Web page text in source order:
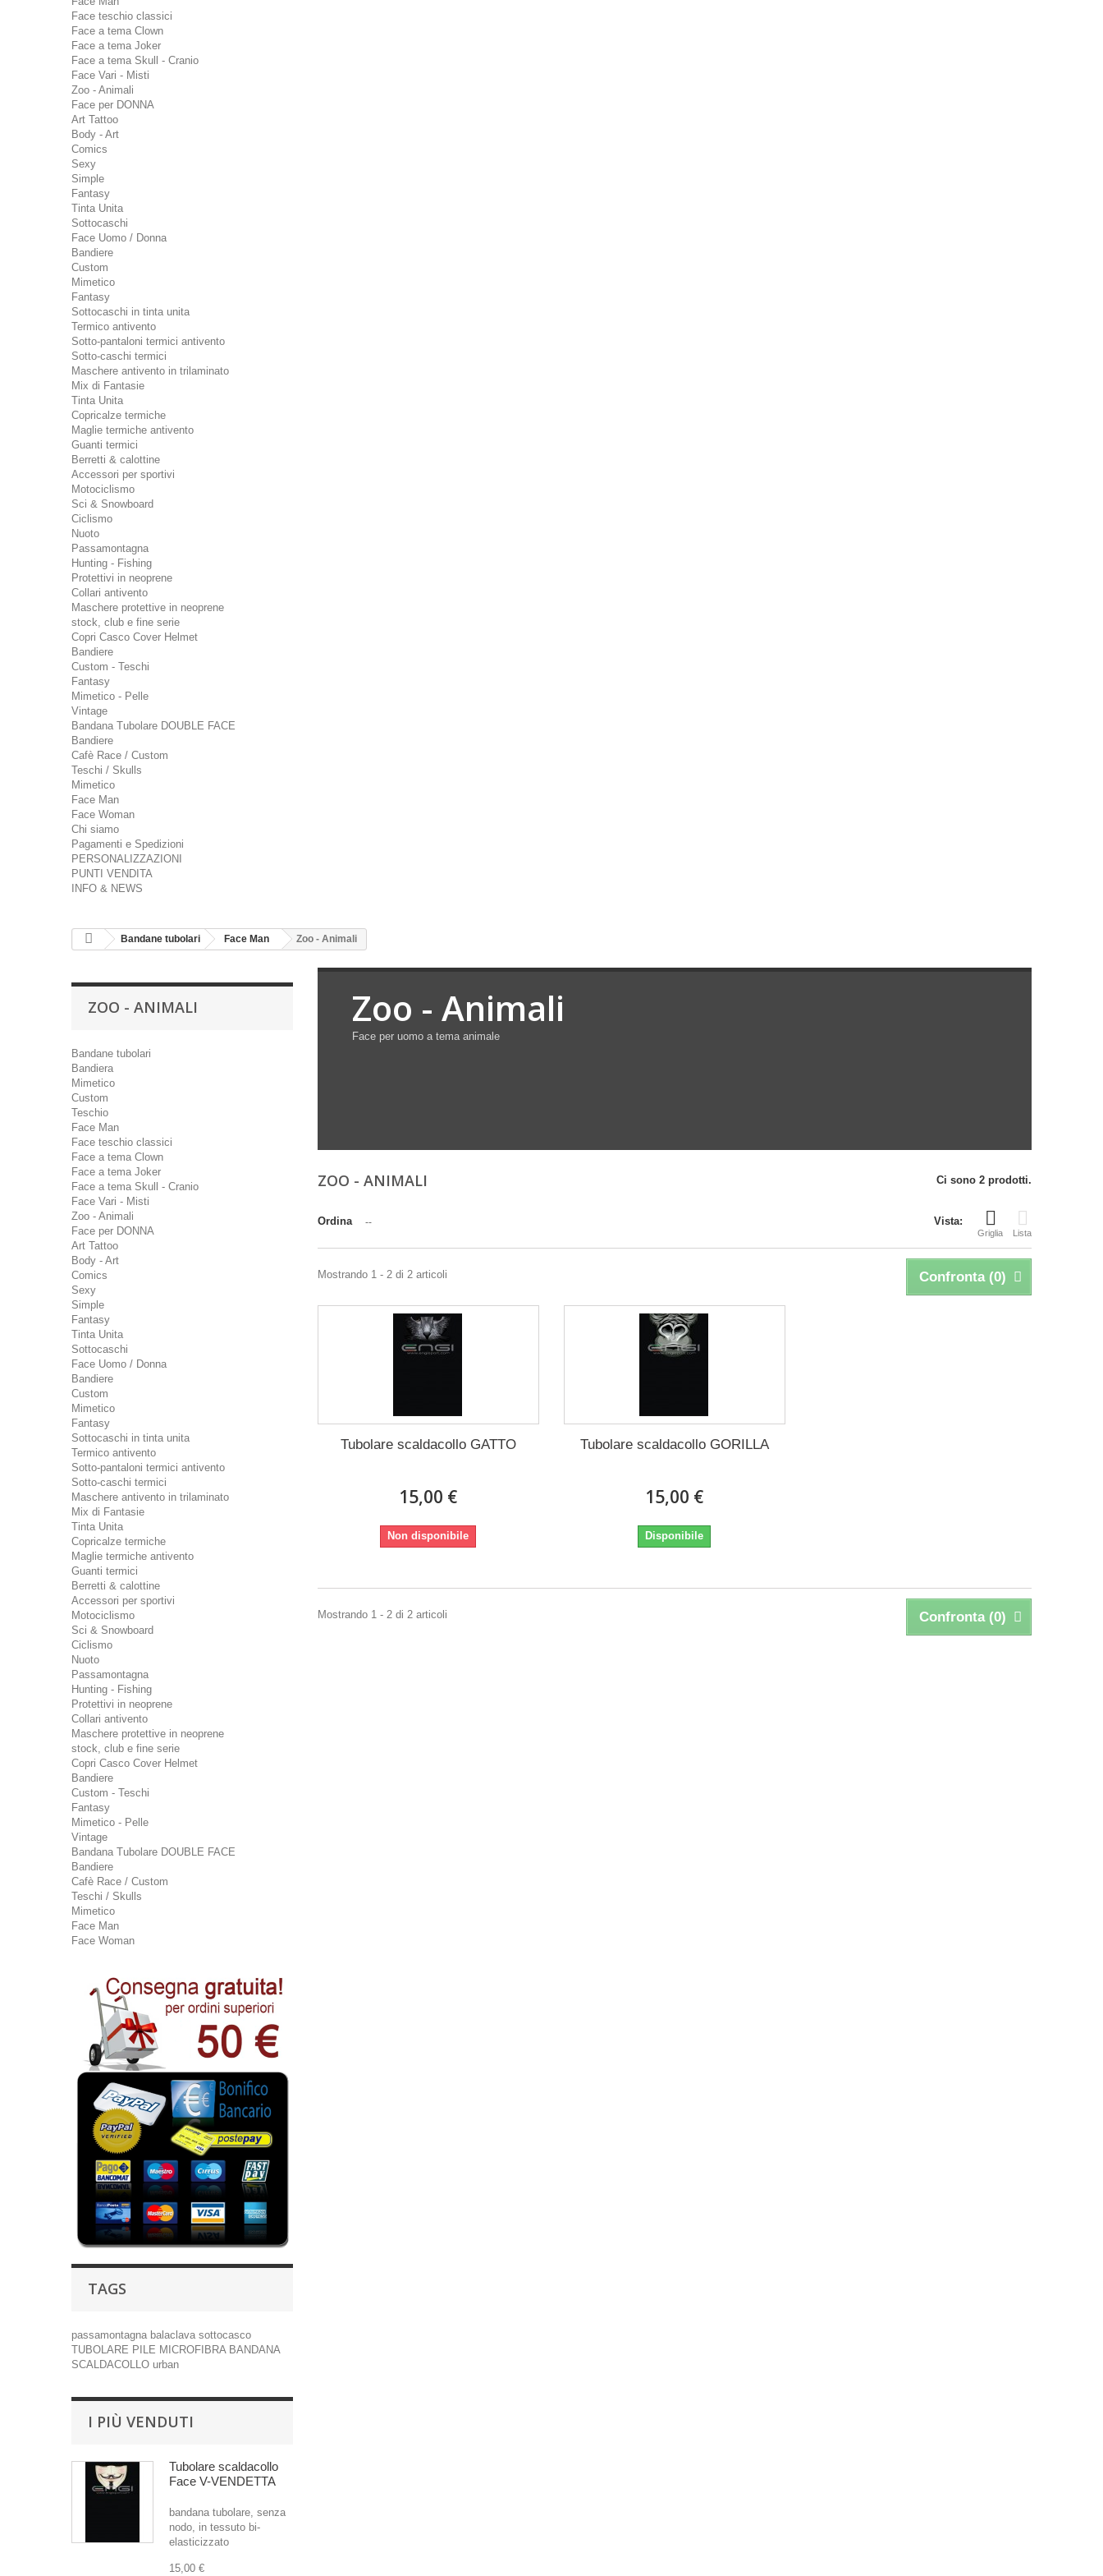
Face teschio classici
Face a tema Clown
Face a tema Joker
Face a tema Skull - Cranio
Face Vari - Misti
Zoo - Animali
Face per DONNA
Art Tattoo
Body - Art
Comics
Sexy
Simple
Fantasy
Tinta Unita
Sottocaschi
Face Uomo / Donna
Bandiere
Custom
Mimetico
Fantasy
Sottocaschi in tinta unita
Termico antivento
Sotto-pantaloni termici antivento
Sotto-caschi termici
Maschere antivento in trilaminato
Mix di Fantasie
Tinta Unita
Copricalze termiche
Maglie termiche antivento
Guanti termici
Berretti & calottine
Accessori per sportivi
Motociclismo
Sci & Snowboard
Ciclismo
Nuoto
Passamontagna
Hunting - Fishing
Protettivi in neoprene
Collari antivento
Maschere protettive in neoprene
stock, club e fine serie
Copri Casco Cover Helmet
Bandiere
Custom - Teschi
Fantasy
Mimetico - Pelle
Vintage
Bandana Tubolare DOUBLE FACE
Bandiere
Cafè Race / Custom
Teschi / Skulls
Mimetico
Face Man
Face Woman
Chi siamo
Pagamenti e Spedizioni
PERSONALIZZAZIONI
PUNTI VENDITA
INFO & NEWS
Bandane tubolari Face Man Zoo - Animali
ZOO - ANIMALI
Bandane tubolari
Bandiera
Mimetico
Custom
Teschio
Face Man
Face teschio classici
Face a tema Clown
Face a tema Joker
Face a tema Skull - Cranio
Face Vari - Misti
Zoo - Animali
Face per DONNA
Art Tattoo
Body - Art
Comics
Sexy
Simple
Fantasy
Tinta Unita
Sottocaschi
Face Uomo / Donna
Bandiere
Custom
Mimetico
Fantasy
Sottocaschi in tinta unita
Termico antivento
Sotto-pantaloni termici antivento
Sotto-caschi termici
Maschere antivento in trilaminato
Mix di Fantasie
Tinta Unita
Copricalze termiche
Maglie termiche antivento
Guanti termici
Berretti & calottine
Accessori per sportivi
Motociclismo
Sci & Snowboard
Ciclismo
Nuoto
Passamontagna
Hunting - Fishing
Protettivi in neoprene
Collari antivento
Maschere protettive in neoprene
stock, club e fine serie
Copri Casco Cover Helmet
Bandiere
Custom - Teschi
Fantasy
Mimetico - Pelle
Vintage
Bandana Tubolare DOUBLE FACE
Bandiere
Cafè Race / Custom
Teschi / Skulls
Mimetico
Face Man
Face Woman
TAGS
passamontagna balaclava sottocasco
TUBOLARE PILE MICROFIBRA BANDANA
SCALDACOLLO urban
I PIÙ VENDUTI
Tubolare scaldacollo
Face V-VENDETTA
bandana tubolare, senza
nodo, in tessuto bi-
elasticizzato
15,00 €
Zoo - Animali
Face per uomo a tema animale
ZOO - ANIMALI Ci sono 2 prodotti.
Vista:
Griglia Lista
Ordina --
Confronta (0)
Mostrando 1 - 2 di 2 articoli
Tubolare scaldacollo GATTO
15,00 €
Non disponibile
Tubolare scaldacollo GORILLA
15,00 €
Disponibile
Confronta (0)
Mostrando 1 - 2 di 2 articoli